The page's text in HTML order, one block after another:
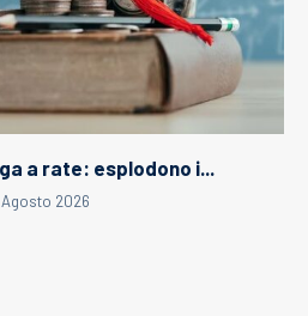
a rate: esplodono i...
Agosto 2026